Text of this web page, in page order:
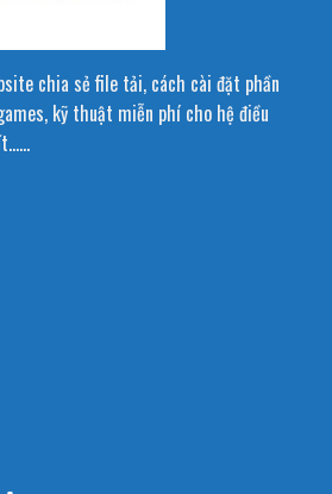
chia sẻ file tải, cách cài đặt phần
kỹ thuật miễn phí cho hệ điều